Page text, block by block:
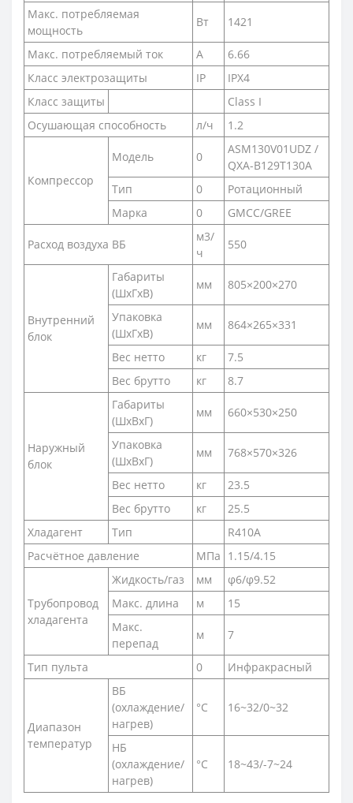
Макс. потребляемая
мощность
Вт 1421
Макс. потребляемый ток А
6.66
Класс электрозащиты
IP
IPX4
Класс защиты
Class I
Осушающая способность
л/ч 1.2
Компрессор
Модель 0
ASM130V01UDZ /
QXA-B129T130A
Тип
0
Ротационный
Марка
0 GMCC/GREE
Расход воздуха ВБ
м3/
ч
550
Внутренний
блок
Габариты
(ШxГxВ)
мм 805×200×270
Упаковка
(ШxГxВ)
мм 864×265×331
Вес нетто кг
7.5
Вес брутто
кг 8.7
Наружный
блок
Габариты
(ШxВxГ)
мм 660×530×250
Упаковка
(ШxВxГ)
мм 768×570×326
Вес нетто кг
23.5
Вес брутто
кг
25.5
Хладагент
Тип
R410A
Расчётное давление
МПа 1.15/4.15
Трубопровод
хладагента
Жидкость/газ мм
φ6/φ9.52
Макс. длина
м
15
Макс.
перепад
м 7
Тип пульта 0 Инфракрасный
Диапазон
температур
ВБ
(охлаждение/
нагрев)
°C 16~32/0~32
НБ
(охлаждение/
нагрев)
°C 18~43/-7~24